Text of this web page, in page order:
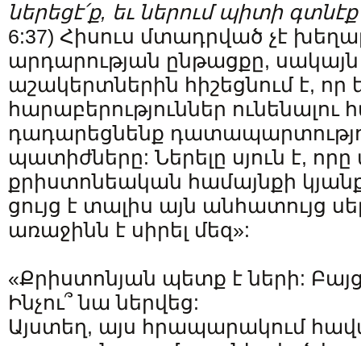
ներեցէ՛ք, եւ ներում պիտի գտնէք
6:37) Հիսուս մտադրված չէ
արդարության ընթացքը,
աշակերտներին հիշեցնում է,
հարաբերություններ
դադարեցնենք
պատիժները: Ներելը սյուն է,
քրիստոնեական համայնքի
ցույց է տալիս այն անհատույց
առաջինն է սիրել մեզ»:
«Քրիստոնյան պետք է ների: Բայց
Ինչու՞ նա ներվեց:
Այստեղ, այս հրապարակում